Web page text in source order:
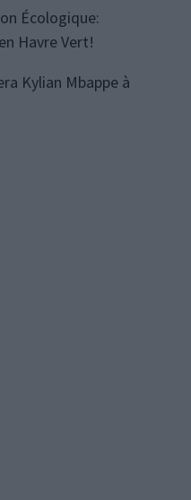
Écologique:
Havre Vert!
Kylian Mbappe à